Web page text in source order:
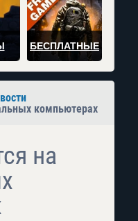
БЕСПЛАТНЫЕ
компьютерах
на